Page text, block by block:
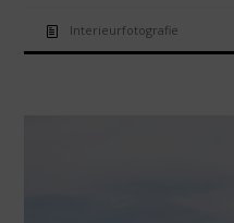
Interieurfotografie